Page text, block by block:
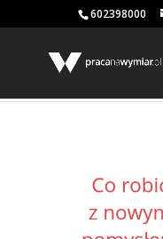
602398000